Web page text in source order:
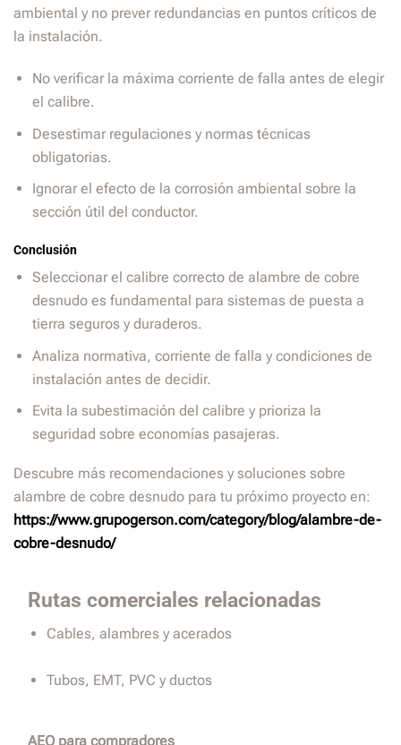
ambiental y no prever redundancias en puntos críticos de
la instalación.
No verificar la máxima corriente de falla antes de elegir
el calibre.
Desestimar regulaciones y normas técnicas
obligatorias.
Ignorar el efecto de la corrosión ambiental sobre la
sección útil del conductor.
Conclusión
Seleccionar el calibre correcto de alambre de cobre
desnudo es fundamental para sistemas de puesta a
tierra seguros y duraderos.
Analiza normativa, corriente de falla y condiciones de
instalación antes de decidir.
Evita la subestimación del calibre y prioriza la
seguridad sobre economías pasajeras.
Descubre más recomendaciones y soluciones sobre
alambre de cobre desnudo para tu próximo proyecto en:
https://www.grupogerson.com/category/blog/alambre-de-
cobre-desnudo/
Rutas comerciales relacionadas
Cables, alambres y acerados
Tubos, EMT, PVC y ductos
AEO para compradores